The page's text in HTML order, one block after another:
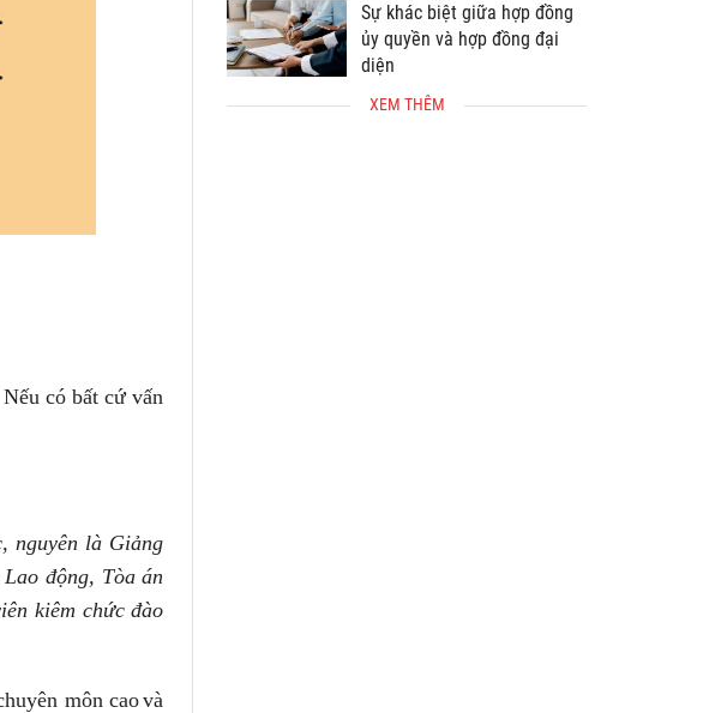
có bất cứ vấn
nguyên là Giảng
động, Tòa án
kiêm chức đào
môn caovà
Sự khác biệt giữa hợp đồng
ủy quyền và hợp đồng đại
diện
XEM THÊM